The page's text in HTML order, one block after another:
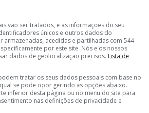
Casa Pia
6 horas, 24 minutos
Fluminense 1 x 3 Vasco
B.
vão ser tratados, e as informações do seu
únicos e outros dados do
armazenadas, acedidas e partilhadas com 544
por este site. Nós e os nossos
dados de geolocalização precisos. Lista de
tratar os seus dados pessoais com base no
se pode opor gerindo as opções abaixo.
inferior desta página ou no menu do site para
nas definições de privacidade e